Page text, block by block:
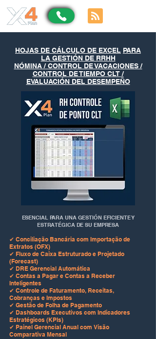
HOJAS DE CÁLCULO DE EXCEL PARA
LA GESTIÓN DE RRHH
NÓMINA / CONTROL DE VACACIONES /
CONTROL DE TIEMPO CLT /
EVALUACIÓN DEL DESEMPEÑO
ESENCIAL PARA UNA GESTIÓN EFICIENTE Y
ESTRATÉGICA DE SU EMPRESA
✔ Conciliação Bancária com Importação de
Extratos (OFX)
✔ Fluxo de Caixa Estruturado e Projetado
(Forecast)
✔ DRE Gerencial Automática
✔ Contas a Pagar e Contas a Receber
Inteligentes
✔ Controle de Faturamento, Receitas,
Cobranças e Impostos
✔ Gestão de Folha de Pagamento
✔ Dashboards Executivos com Indicadores
Estratégicos (KPIs)
✔ Painel Gerencial Anual com Visão
Comparativa Mensal